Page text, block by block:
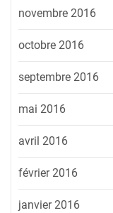
novembre 2016
octobre 2016
septembre 2016
mai 2016
avril 2016
février 2016
janvier 2016